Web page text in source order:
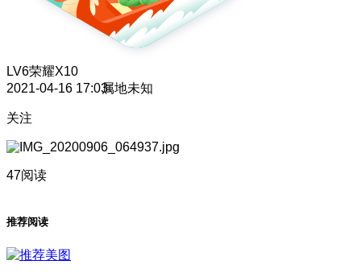
LV6荣耀X10
2021-04-16 17:03属地未知
关注
47阅读
推荐阅读